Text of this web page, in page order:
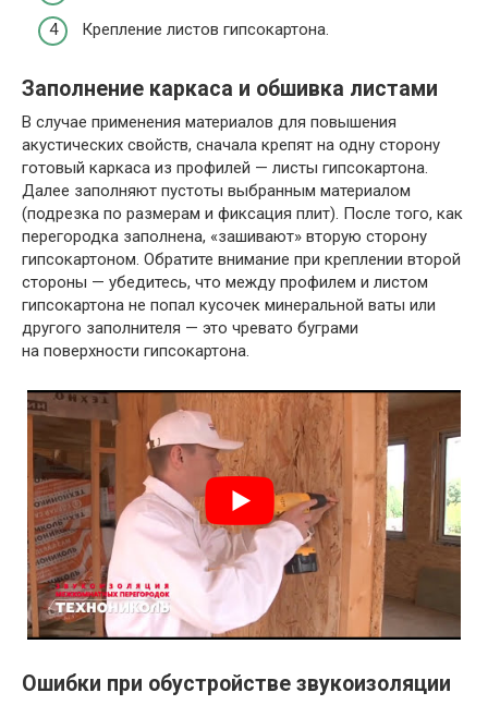
Крепление листов гипсокартона.
Заполнение каркаса и обшивка листами
В случае применения материалов для повышения
акустических свойств, сначала крепят на одну сторону
готовый каркаса из профилей — листы гипсокартона.
Далее заполняют пустоты выбранным материалом
(подрезка по размерам и фиксация плит). После того, как
перегородка заполнена, «зашивают» вторую сторону
гипсокартоном. Обратите внимание при креплении второй
стороны — убедитесь, что между профилем и листом
гипсокартона не попал кусочек минеральной ваты или
другого заполнителя — это чревато буграми
на поверхности гипсокартона.
Ошибки при обустройстве звукоизоляции